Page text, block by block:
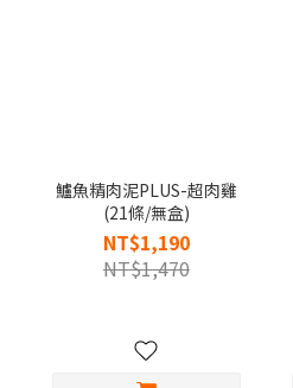
鱸魚精肉泥PLUS-超肉雞
(21條/無盒)
NT$1,190
NT$1,470